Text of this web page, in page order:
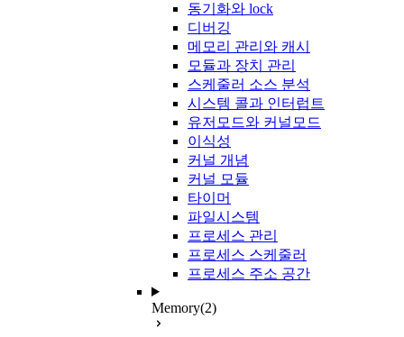
동기화와 lock
디버깅
메모리 관리와 캐시
모듈과 장치 관리
스케줄러 소스 분석
시스템 콜과 인터럽트
유저모드와 커널모드
이식성
커널 개념
커널 모듈
타이머
파일시스템
프로세스 관리
프로세스 스케줄러
프로세스 주소 공간
Memory(2)